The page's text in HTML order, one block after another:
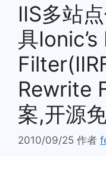
IIS多站
具
Rewrite
案,开源
2010/09/25 作者